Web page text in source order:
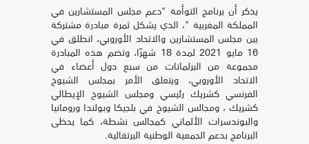
يذكر أن برنامج التوأمة "دعم مجلس المستشارين في
المملكة المغربية "، الذي يشكل ثمرة مبادرة مشتركة
بين مجلس المستشارين والاتحاد الأوروبي، انطلق في
16 مايو 2021 لمدة 18 شهرًا، وتضم هذه المبادرة
مجموعة من البرلمانات من سبع دول أعضاء في
الاتحاد الأوروبي، ويتعلق الأمر بمجلس الشيوخ
الفرنسي كشريك رئيسي ومجلس الشيوخ الإيطالي
كشريك ، ومجالس الشيوخ في بلجيكا وبولندا ورومانيا
والبوندسرات الألماني كمجالس نشطة، كما يحظى
البرنامج بدعم الجمعية الوطنية البرتغالية.